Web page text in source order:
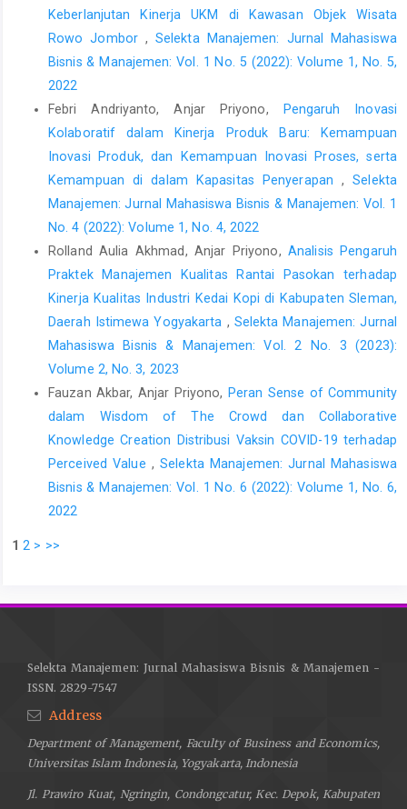
M. (2020). The Impact of External Integration and Internal
Integration to Product Innovation and Competitive Advantage
of Innovation and Economic Development, 6(4), pp. 82-95.
Reguia, C. (2014). Product innovation and the competitive
Rosenzweig, E.D., Roth, A.V., Dean, J.W. (2003). The influence of
an integration strategy on competitive capabilities and
business performance: An exploratory study of consumer
21, pp. 437-456.
Wong, C. W. Y., Wong, C. Y., & Boon-Itt, S. (2013). The combined
product innovation. International Journal of Production
Economics, 146(2), pp. 566 - 574.
performance: a global investigation. Supply Chain
Management: An International Journal, 18(2), pp. 115-131.
Keberlanjutan Kinerja UKM di Kawasan Objek Wisata
Rowo Jombor , Selekta Manajemen: Jurnal Mahasiswa
Bisnis & Manajemen: Vol. 1 No. 5 (2022): Volume 1, No. 5,
2022
Febri Andriyanto, Anjar Priyono,
Pengaruh Inovasi
Kolaboratif dalam Kinerja Produk Baru: Kemampuan
Inovasi Produk, dan Kemampuan Inovasi Proses, serta
Kemampuan di dalam Kapasitas Penyerapan,Selekta
Manajemen: Jurnal Mahasiswa Bisnis & Manajemen: Vol. 1
No. 4 (2022): Volume 1, No. 4, 2022
Rolland Aulia Akhmad, Anjar Priyono,Analisis Pengaruh
Praktek Manajemen Kualitas Rantai Pasokan terhadap
Kinerja Kualitas Industri Kedai Kopi di Kabupaten Sleman,
Daerah Istimewa Yogyakarta , Selekta Manajemen: Jurnal
Mahasiswa Bisnis & Manajemen: Vol. 2 No. 3 (2023):
Volume 2, No. 3, 2023
Fauzan Akbar, Anjar Priyono, Peran Sense of Community
dalam Wisdom of The Crowd dan Collaborative
Knowledge Creation Distribusi Vaksin COVID-19 terhadap
Perceived Value ,Selekta Manajemen: Jurnal Mahasiswa
Bisnis & Manajemen: Vol. 1 No. 6 (2022): Volume 1, No. 6,
2022
1 2 > >>
Selekta Manajemen: Jurnal Mahasiswa Bisnis & Manajemen -
ISSN. 2829-7547
Address
Department of Management, Faculty of Business and Economics,
Universitas Islam Indonesia, Yogyakarta, Indonesia
Jl. Prawiro Kuat, Ngringin, Condongcatur, Kec. Depok, Kabupaten